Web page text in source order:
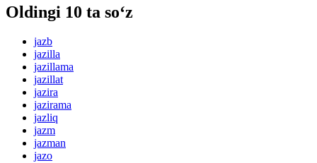
Oldingi 10 ta so‘z
jazb
jazilla
jazillama
jazillat
jazira
jazirama
jazliq
jazm
jazman
jazo